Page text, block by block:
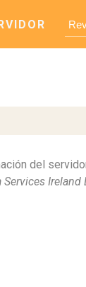
del
Services Ireland